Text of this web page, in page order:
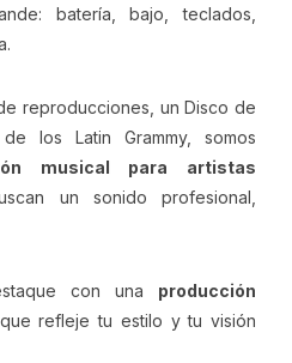
batería, bajo, teclados,
reproducciones, un Disco de
los Latin Grammy, somos
musical para artistas
un sonido profesional,
con una producción
que refleje tu estilo y tu visión